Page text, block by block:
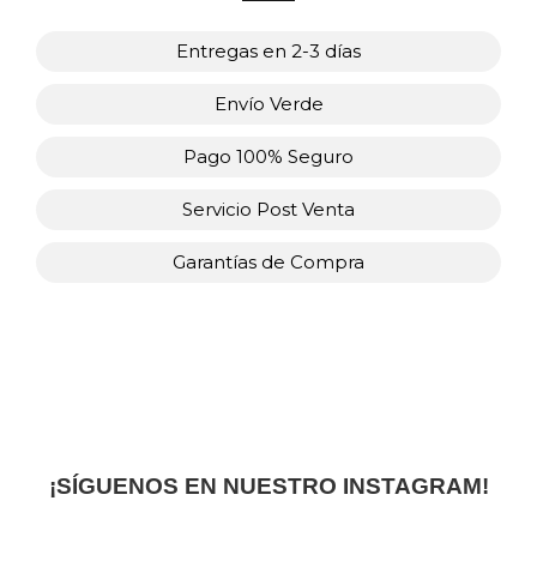
Entregas en 2-3 días
Envío Verde
Pago 100% Seguro
Servicio Post Venta
Garantías de Compra
¡SÍGUENOS EN NUESTRO INSTAGRAM!